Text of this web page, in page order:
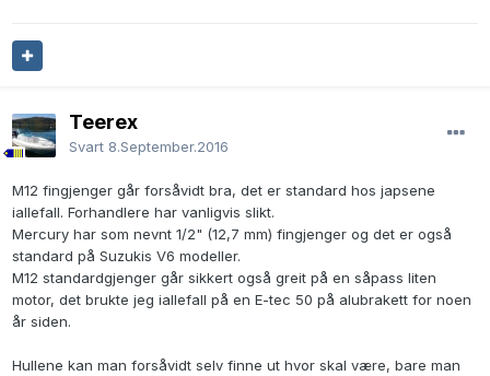
Teerex
Svart 8.September.2016
M12 fingjenger går forsåvidt bra, det er standard hos japsene
iallefall. Forhandlere har vanligvis slikt.
Mercury har som nevnt 1/2" (12,7 mm) fingjenger og det er også
standard på Suzukis V6 modeller.
M12 standardgjenger går sikkert også greit på en såpass liten
motor, det brukte jeg iallefall på en E-tec 50 på alubrakett for noen
år siden.
Hullene kan man forsåvidt selv finne ut hvor skal være, bare man